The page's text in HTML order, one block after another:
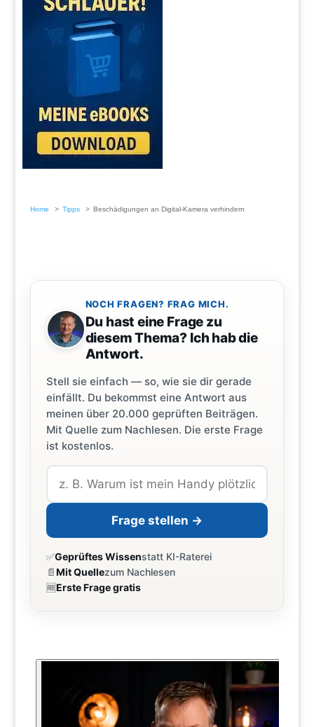
Home Tipps Beschädigungen an Digital-Kamera verhindern
NOCH FRAGEN? FRAG MICH.
Du hast eine Frage zu
diesem Thema? Ich hab die
Antwort.
Stell sie einfach — so, wie sie dir gerade
einfällt. Du bekommst eine Antwort aus
meinen über 20.000 geprüften Beiträgen.
Mit Quelle zum Nachlesen. Die erste Frage
ist kostenlos.
Frage stellen →
✅Geprüftes Wissenstatt KI-Raterei
📄Mit Quellezum Nachlesen
🆓Erste Frage gratis